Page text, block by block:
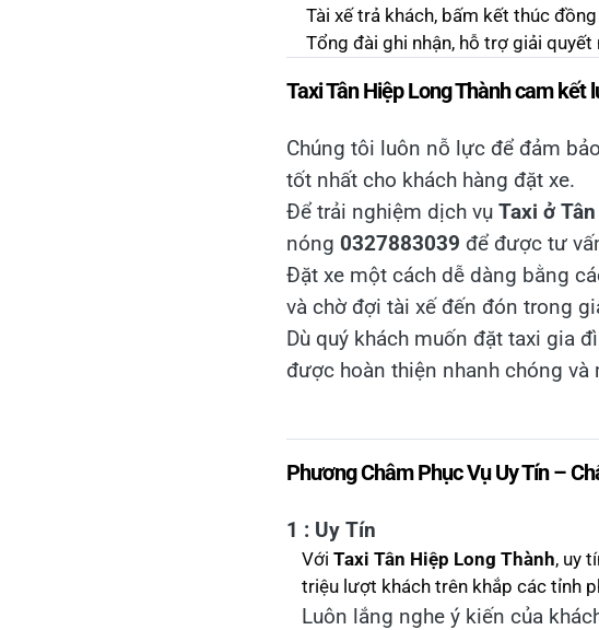
Tài xế trả khách, bấm kết thúc
Tổng đài ghi nhận, hỗ trợ giải
Taxi Tân Hiệp Long Thành cam
Chúng tôi luôn nỗ lực để đảm
tốt nhất cho khách hàng đặt xe.
Để trải nghiệm dịch vụ Taxi ở
nóng 0327883039 để được tư
Đặt xe một cách dễ dàng bằng
và chờ đợi tài xế đến đón trong
Dù quý khách muốn đặt taxi gia
được hoàn thiện nhanh chóng
Phương Châm Phục Vụ Uy Tín –
1 : Uy Tín
Với Taxi Tân Hiệp Long Thành, uy
triệu lượt khách trên khắp các tỉnh
Luôn lắng nghe ý kiến của